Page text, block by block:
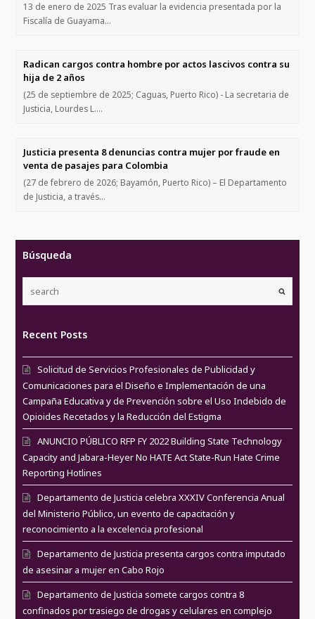
13 de enero de 2025 Tras evaluar la evidencia presentada por la
Fiscalía de Guayama…
Radican cargos contra hombre por actos lascivos contra su
hija de 2 años
(25 de septiembre de 2025; Caguas, Puerto Rico) - La secretaria de
Justicia, Lourdes L.…
Justicia presenta 8 denuncias contra mujer por fraude en
venta de pasajes para Colombia
(27 de febrero de 2026; Bayamón, Puerto Rico) – El Departamento
de Justicia, a través…
Búsqueda
Recent Posts
Solicitud de Servicios Profesionales de Publicidad y
Comunicaciones para el Diseño e Implementación de una
Campaña Educativa y de Prevención sobre el Uso Indebido de
Opioides Recetados y la Reducción del Estigma
ANUNCIO PÚBLICO RFP FY 2022 Building State Technology
Capacity and Jabara-Heyer No HATE Act State-Run Hate Crime
Reporting Hotlines
Departamento de Justicia celebra XXXIV Conferencia Anual
del Ministerio Público, un evento de capacitación y
reconocimiento a la excelencia profesional
Departamento de Justicia presenta cargos contra imputado
de asesinar a mujer en Cabo Rojo
Departamento de Justicia somete cargos contra 8
confinados por trasiego de drogas y celulares en complejo